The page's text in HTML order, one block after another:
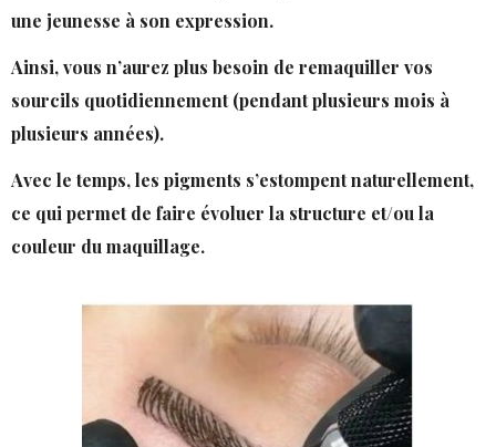
une jeunesse à son expression.
Ainsi, vous n’aurez plus besoin de remaquiller vos
sourcils quotidiennement (pendant plusieurs mois à
plusieurs années).
Avec le temps, les pigments s’estompent naturellement,
ce qui permet de faire évoluer la structure et/ou la
couleur du maquillage.